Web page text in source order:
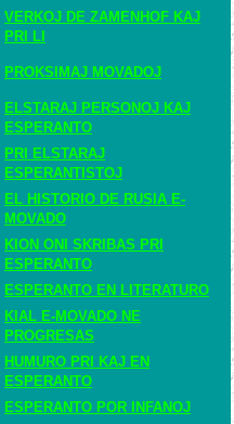
VERKOJ DE ZAMENHOF KAJ
PRI LI
PROKSIMAJ MOVADOJ
ELSTARAJ PERSONOJ KAJ
ESPERANTO
PRI ELSTARAJ
ESPERANTISTOJ
EL HISTORIO DE RUSIA E-
MOVADO
KION ONI SKRIBAS PRI
ESPERANTO
ESPERANTO EN LITERATURO
KIAL E-MOVADO NE
PROGRESAS
HUMURO PRI KAJ EN
ESPERANTO
ESPERANTO POR INFANOJ